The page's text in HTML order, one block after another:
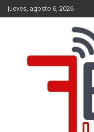
Skip
to
jueves, agosto 6, 2026